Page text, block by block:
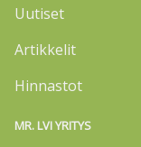
Uutiset
Artikkelit
Hinnastot
MR. LVI YRITYS